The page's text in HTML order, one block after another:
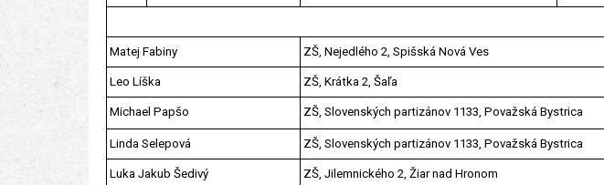
Matej Fabiny ZŠ, Nejedlého 2, Spišská Nová Ves
Leo Líška ZŠ, Krátka 2, Šaľa
Michael Papšo ZŠ, Slovenských partizánov 1133, Považská Bystrica
Linda Selepová ZŠ, Slovenských partizánov 1133, Považská Bystrica
Luka Jakub Šedivý ZŠ, Jilemnického 2, Žiar nad Hronom